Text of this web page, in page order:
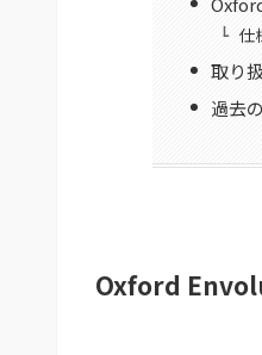
仕
取り
過去
Oxford